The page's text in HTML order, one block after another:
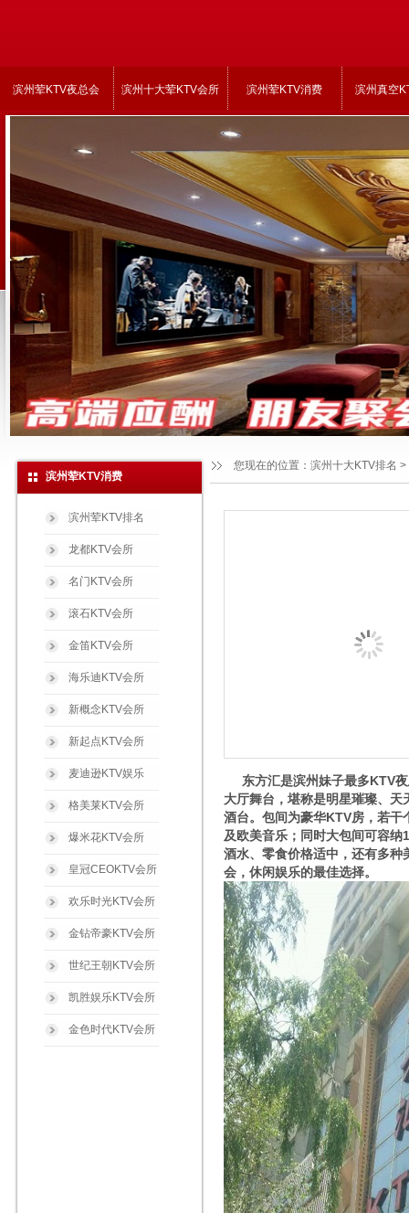
滨州荤KTV夜总会 滨州十大荤KTV会所 滨州荤KTV消费 滨州真空
滨州荤KTV消费
滨州荤KTV排名
龙都KTV会所
名门KTV会所
滚石KTV会所
金笛KTV会所
海乐迪KTV会所
新概念KTV会所
新起点KTV会所
麦迪逊KTV娱乐
格美莱KTV会所
爆米花KTV会所
皇冠CEOKTV会所
欢乐时光KTV会所
金钻帝豪KTV会所
世纪王朝KTV会所
凯胜娱乐KTV会所
金色时代KTV会所
您现在的位置： 滨州十大KTV排名 >
东方汇是滨州妹子最多KTV夜
大厅舞台，堪称是明星璀璨、
酒台。包间为豪华KTV房，若干
及欧美音乐；同时大包间可容
酒水、零食价格适中，还有多
会，休闲娱乐的最佳选择。